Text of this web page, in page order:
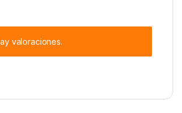
valoraciones.